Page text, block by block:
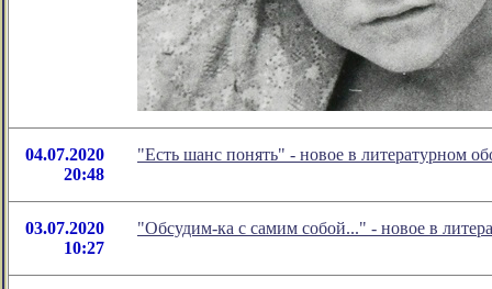
04.07.2020
20:48
"Есть шанс понять" - новое в литературном
03.07.2020
10:27
"Обсудим-ка с самим собой..." - новое в